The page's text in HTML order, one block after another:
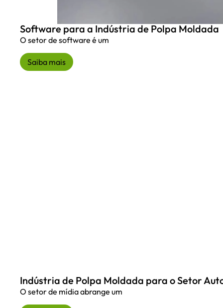
Software para a Indústria de Polpa Moldada
O setor de software é um
Saiba mais
Indústria de Polpa Moldada para o Setor
O setor de mídia abrange um